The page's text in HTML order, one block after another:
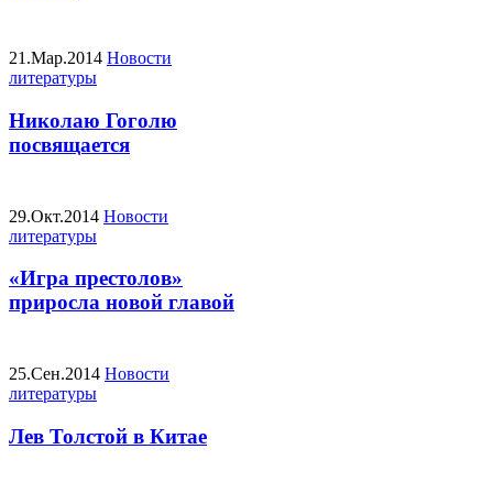
21.Мар.2014 Новости
литературы
Николаю Гоголю
посвящается
29.Окт.2014 Новости
литературы
«Игра престолов»
приросла новой главой
25.Сен.2014 Новости
литературы
Лев Толстой в Китае